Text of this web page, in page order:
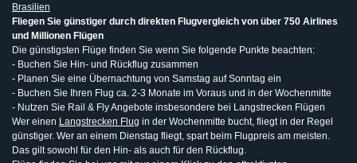
Brasilien
Fliegen Sie günstiger durch direkten Flugvergleich von über 750 Airlines
und Millionen Flügen
Die günstigsten Flüge finden Sie wenn Sie folgende Punkte beachten:
- Buchen Sie Hin- und Rückflug zusammen
- Planen Sie eine Übernachtung von Samstag auf Sonntag ein
- Buchen Sie Ihren Flug ca. 2-3 Monate im Voraus und in der Wochenmitte
- Nutzen Sie Rail & Fly Angebote insbesondere bei Langstrecken Flügen
Wer einen Langstrecken Flug in der Wochenmitte bucht, fliegt in der Regel
günstiger. Wer an einem Dienstag fliegt, spart beim Flugpreis am meisten.
Das gilt sowohl für den Hin- als auch für den Rückflug.